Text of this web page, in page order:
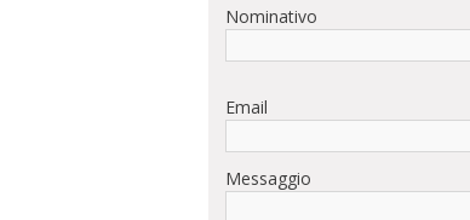
Nominativo
Email
Messaggio